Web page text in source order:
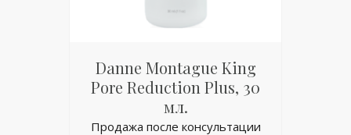
Danne Montague King
Pore Reduction Plus, 30
мл.
Продажа после консультации